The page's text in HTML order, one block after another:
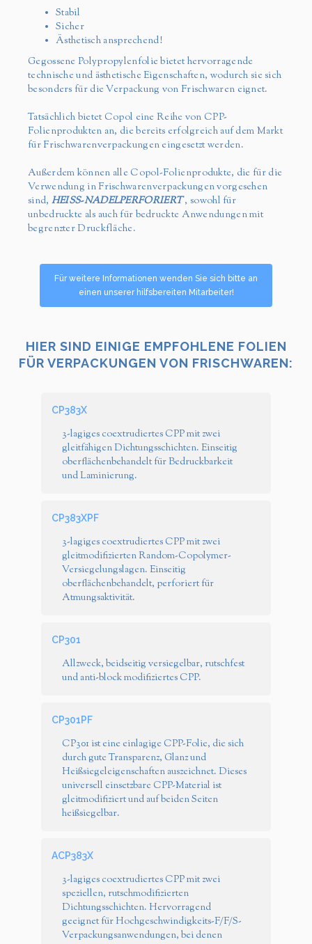
Stabil
Sicher
Ästhetisch ansprechend!
Gegossene Polypropylenfolie bietet hervorragende
technische und ästhetische Eigenschaften, wodurch sie sich
besonders für die Verpackung von Frischwaren eignet.
Tatsächlich bietet Copol eine Reihe von CPP-
Folienprodukten an, die bereits erfolgreich auf dem Markt
für Frischwarenverpackungen eingesetzt werden.
Außerdem können alle Copol-Folienprodukte, die für die
Verwendung in Frischwarenverpackungen vorgesehen
sind, HEISS-NADELPERFORIERT, sowohl für
unbedruckte als auch für bedruckte Anwendungen mit
begrenzter Druckfläche.
Für weitere Informationen wenden Sie sich bitte an
einen unserer hilfsbereiten Mitarbeiter!
HIER SIND EINIGE EMPFOHLENE FOLIEN
FÜR VERPACKUNGEN VON FRISCHWAREN:
CP383X
3-lagiges coextrudiertes CPP mit zwei
gleitfähigen Dichtungsschichten. Einseitig
oberflächenbehandelt für Bedruckbarkeit
und Laminierung.
CP383XPF
3-lagiges coextrudiertes CPP mit zwei
gleitmodifizierten Random-Copolymer-
Versiegelungslagen. Einseitig
oberflächenbehandelt, perforiert für
Atmungsaktivität.
CP301
Allzweck, beidseitig versiegelbar, rutschfest
und anti-block modifiziertes CPP.
CP301PF
CP301 ist eine einlagige CPP-Folie, die sich
durch gute Transparenz, Glanz und
Heißsiegeleigenschaften auszeichnet. Dieses
universell einsetzbare CPP-Material ist
gleitmodifiziert und auf beiden Seiten
heißsiegelbar.
ACP383X
3-lagiges coextrudiertes CPP mit zwei
speziellen, rutschmodifizierten
Dichtungsschichten. Hervorragend
geeignet für Hochgeschwindigkeits-F/F/S-
Verpackungsanwendungen, bei denen